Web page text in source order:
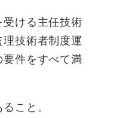
受ける主任技術
技術者制度運
件をすべて満
こと。